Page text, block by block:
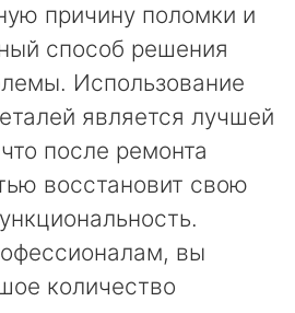
причину поломки и
способ решения
Использование
является лучшей
после ремонта
восстановит свою
вы
количество